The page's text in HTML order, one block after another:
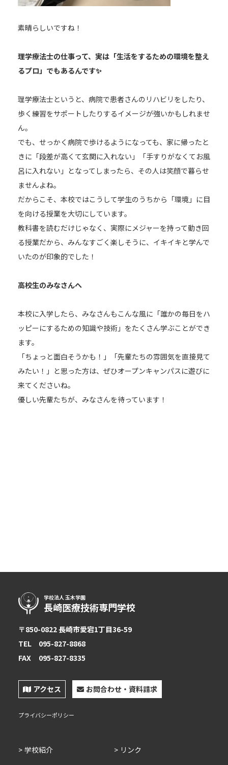
素晴らしいですね！
理学療法士の仕事って、実は「生活をするための環境を整え
るプロ」でもあるんです✨️
理学療法士というと、病院で患者さんのリハビリをしたり、
歩く練習をサポートしたりするイメージが強いかもしれませ
ん。
でも、せっかく病院で歩けるようになっても、家に帰ったと
きに「段差が高くて玄関に入れない」「手すりがなくてお風
呂に入れない」となってしまったら、その人は笑顔で暮らせ
ませんよね。
だからこそ、本校ではこうして学生のうちから「環境」に目
を向ける授業を大切にしています。
教科書を読むだけじゃなく、実際にメジャーを持って動き回
る授業だから、みんなすごく楽しそうに、イキイキと学んで
いたのが印象的でした！
高校生のみなさんへ
本校に入学したら、みなさんもこんな風に「誰かの毎日をハ
ッピーにするための知識や技術」をたくさん学ぶことができ
ます。
「ちょっと面白そうかも！」「先輩たちの雰囲気を直接見て
みたい！」と思った方は、ぜひオープンキャンパスに遊びに
来てくださいね。
優しい先輩たちが、みなさんを待っています！
学校法人 玉木学園
長崎医療技術専門学校
〒850-0822 長崎市愛宕1丁目36-59
TEL
095-827-8868
FAX
095-827-8335
アクセス お問合わせ・資料請求
プライバシーポリシー
学校紹介 リンク